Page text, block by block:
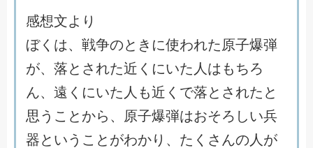
感想文よ り
ぼく は、 戦争のと き に使われた原子爆弾
が、 落と さ れた近 く にいた 人 は も ちろ
ん、 遠 く にいた 人 も近 く で落と さ れた と
思 う こ と から 、 原子爆弾はおそろ しい兵
器と いう こ と がわかり 、 た く さ んの 人 が